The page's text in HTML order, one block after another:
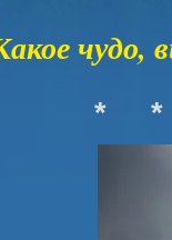
чудо,
* *